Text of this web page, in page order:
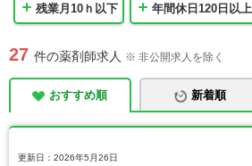
残業月10ｈ以下 年間休日120日以上
27 件の薬剤師求人 ※ 非公開求人を除く
おすすめ順 新着順
更新日：2026年5月26日